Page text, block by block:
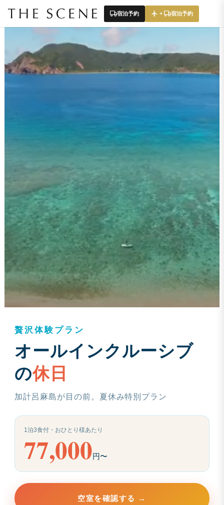
宿泊予約 ＋ 宿泊予約
贅沢体験プラン
オールインクルーシブ
の休日
加計呂麻島が目の前。夏休み特別プラン
1泊3食付・おひとり様あたり
77,000円〜
空室を確認する →